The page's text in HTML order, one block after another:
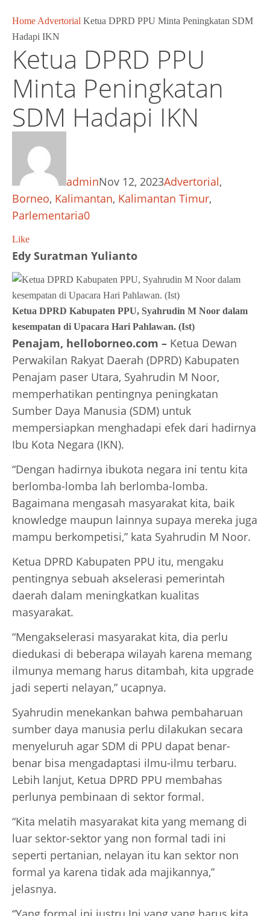
Home Advertorial Ketua DPRD PPU Minta Peningkatan SDM
Hadapi IKN
Ketua DPRD PPU
Minta Peningkatan
SDM Hadapi IKN
adminNov 12, 2023Advertorial,
Borneo, Kalimantan, Kalimantan Timur,
Parlementaria0
Like
Edy Suratman Yulianto
Ketua DPRD Kabupaten PPU, Syahrudin M Noor dalam
kesempatan di Upacara Hari Pahlawan. (Ist)
Penajam, helloborneo.com – Ketua Dewan
Perwakilan Rakyat Daerah (DPRD) Kabupaten
Penajam paser Utara, Syahrudin M Noor,
memperhatikan pentingnya peningkatan
Sumber Daya Manusia (SDM) untuk
mempersiapkan menghadapi efek dari hadirnya
Ibu Kota Negara (IKN).
“Dengan hadirnya ibukota negara ini tentu kita
berlomba-lomba lah berlomba-lomba.
Bagaimana mengasah masyarakat kita, baik
knowledge maupun lainnya supaya mereka juga
mampu berkompetisi,” kata Syahrudin M Noor.
Ketua DPRD Kabupaten PPU itu, mengaku
pentingnya sebuah akselerasi pemerintah
daerah dalam meningkatkan kualitas
masyarakat.
“Mengakselerasi masyarakat kita, dia perlu
diedukasi di beberapa wilayah karena memang
ilmunya memang harus ditambah, kita upgrade
jadi seperti nelayan,” ucapnya.
Syahrudin menekankan bahwa pembaharuan
sumber daya manusia perlu dilakukan secara
menyeluruh agar SDM di PPU dapat benar-
benar bisa mengadaptasi ilmu-ilmu terbaru.
Lebih lanjut, Ketua DPRD PPU membahas
perlunya pembinaan di sektor formal.
“Kita melatih masyarakat kita yang memang di
luar sektor-sektor yang non formal tadi ini
seperti pertanian, nelayan itu kan sektor non
formal ya karena tidak ada majikannya,”
jelasnya.